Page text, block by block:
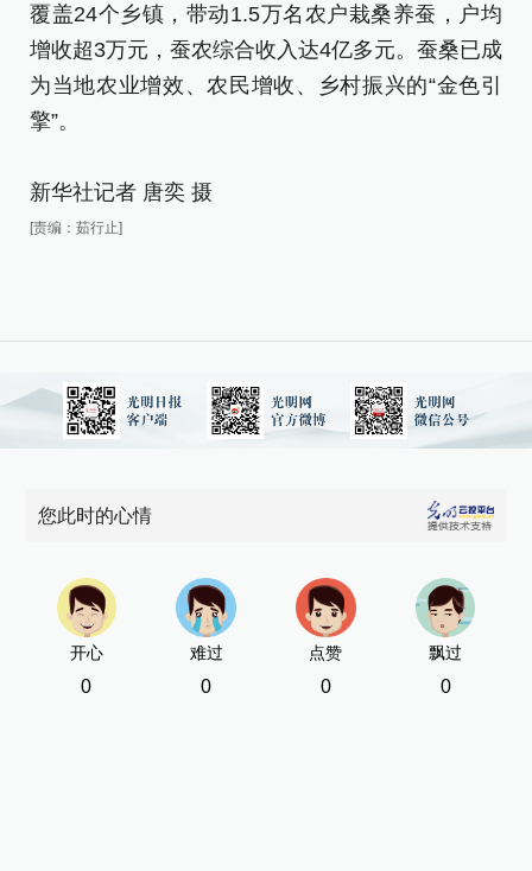
覆盖24个乡镇，带动1.5万名农户栽桑养蚕，户均
增收超3万元，蚕农综合收入达4亿多元。蚕桑已成
为当地农业增效、农民增收、乡村振兴的“金色引
擎”。
新华社记者 唐奕 摄
[责编：茹行止]
您此时的心情
开心
0
难过
0
点赞
0
飘过
0